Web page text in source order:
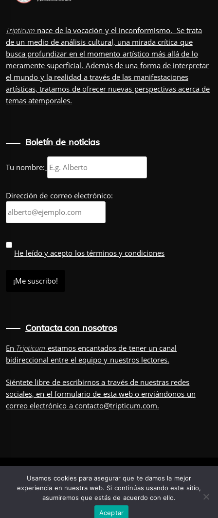
Tripticum nace de la vocación y el inconformismo. Se trata
de un medio de análisis cultural, una mirada crítica que
busca profundizar en el momento artístico más allá de lo
meramente superficial. Además de una forma de interpretar
el mundo y la realidad a través de las manifestaciones
artísticas, tratamos de ofrecer nuevas perspectivas acerca de
temas atemporales.
Boletín de noticias
Tu nombre:
Dirección de correo electrónico:
He leído y acepto los términos y condiciones
Contacta con nosotros
En Tripticum estamos encantados de tener un canal
bidireccional entre el equipo y nuestros lectores.
Siéntete libre de escribirnos a través de nuestras redes
sociales, en el formulariode esta web o enviándonos un
correo electrónico a contacto@tripticum.com.
IUVENIS, POR
TRIPULACIÓN CONTÁCTANOS POSDATA
Usamos cookies para asegurar que te damos la mejor
experiencia en nuestra web. Si continúas usando este sitio,
asumiremos que estás de acuerdo con ello.
Aceptar